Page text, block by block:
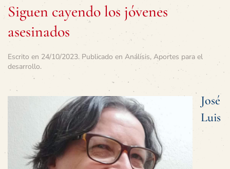
Siguen cayendo los jóvenes
asesinados
Escrito en 24/10/2023. Publicado en Análisis, Aportes para el
desarrollo.
José
Luis